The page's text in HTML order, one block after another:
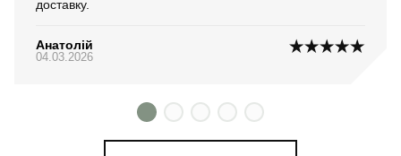
доставку.
Анатолій
04.03.2026